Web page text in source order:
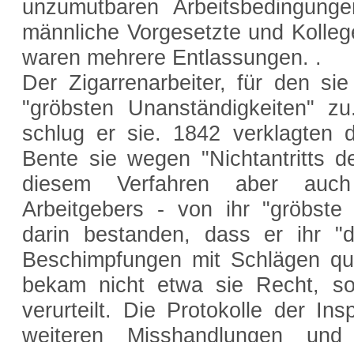
unzumutbaren
männliche Vorgesetzte und
waren mehrere Entlassungen. .
Der Zigarrenarbeiter, für den
"gröbsten Unanständigkeiten"
schlug er sie. 1842 verklagten
Bente sie wegen "Nichtantritts
diesem Verfahren aber
Arbeitgebers - von ihr "gröbste
darin bestanden, dass er ihr
Beschimpfungen mit Schlägen
bekam nicht etwa sie Recht,
verurteilt. Die Protokolle der
weiteren Misshandlungen